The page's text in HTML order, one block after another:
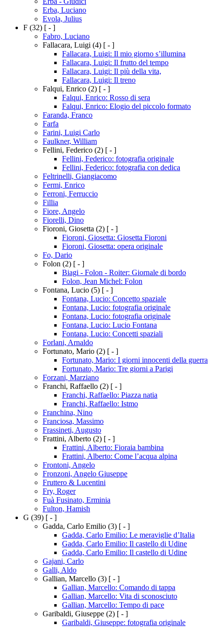
Erba, Luciano
Evola, Julius
F (32) [ - ]
Fabro, Luciano
Fallacara, Luigi (4) [ - ]
Fallacara, Luigi: Il mio giorno s’illumina
Fallacara, Luigi: Il frutto del tempo
Fallacara, Luigi: Il più della vita,
Fallacara, Luigi: Il treno
Falqui, Enrico (2) [ - ]
Falqui, Enrico: Rosso di sera
Falqui, Enrico: Elogio del piccolo formato
Faranda, Franco
Farfa
Farini, Luigi Carlo
Faulkner, William
Fellini, Federico (2) [ - ]
Fellini, Federico: fotografia originale
Fellini, Federico: fotografia con dedica
Feltrinelli, Giangiacomo
Fermi, Enrico
Ferroni, Ferruccio
Fillia
Fiore, Angelo
Fiorelli, Dino
Fioroni, Giosetta (2) [ - ]
Fioroni, Giosetta: Giosetta Fioroni
Fioroni, Giosetta: opera originale
Fo, Dario
Folon (2) [ - ]
Biagi - Folon - Roiter: Giornale di bordo
Folon, Jean Michel: Folon
Fontana, Lucio (5) [ - ]
Fontana, Lucio: Concetto spaziale
Fontana, Lucio: fotografia originale
Fontana, Lucio: fotografia originale
Fontana, Lucio: Lucio Fontana
Fontana, Lucio: Concetti spaziali
Forlani, Arnaldo
Fortunato, Mario (2) [ - ]
Fortunato, Mario: I giorni innocenti della guerra
Fortunato, Mario: Tre giorni a Parigi
Forzani, Marziano
Franchi, Raffaello (2) [ - ]
Franchi, Raffaello: Piazza natia
Franchi, Raffaello: Istmo
Franchina, Nino
Franciosa, Massimo
Frassineti, Augusto
Frattini, Alberto (2) [ - ]
Frattini, Alberto: Fioraia bambina
Frattini, Alberto: Come l’acqua alpina
Frontoni, Angelo
Fronzoni, Angelo Giuseppe
Fruttero & Lucentini
Fry, Roger
Fuà Fusinato, Erminia
Fulton, Hamish
G (39) [ - ]
Gadda, Carlo Emilio (3) [ - ]
Gadda, Carlo Emilio: Le meraviglie d’Italia
Gadda, Carlo Emilio: Il castello di Udine
Gadda, Carlo Emilio: Il castello di Udine
Gajani, Carlo
Galli, Aldo
Gallian, Marcello (3) [ - ]
Gallian, Marcello: Comando di tappa
Gallian, Marcello: Vita di sconosciuto
Gallian, Marcello: Tempo di pace
Garibaldi, Giuseppe (2) [ - ]
Garibaldi, Giuseppe: fotografia originale